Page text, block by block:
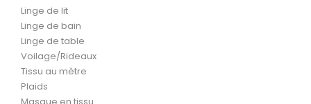
Linge de lit
Linge de bain
Linge de table
Voilage/Rideaux
Tissu au mètre
Plaids